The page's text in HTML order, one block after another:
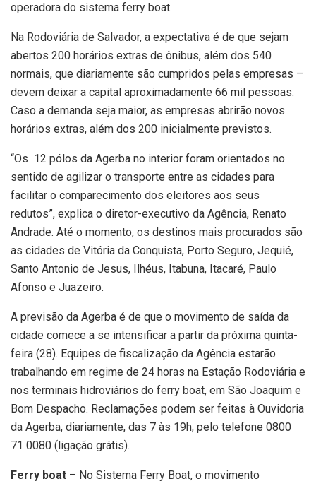
operadora do sistema ferry boat.
Na Rodoviária de Salvador, a expectativa é de que sejam
abertos 200 horários extras de ônibus, além dos 540
normais, que diariamente são cumpridos pelas empresas –
devem deixar a capital aproximadamente 66 mil pessoas.
Caso a demanda seja maior, as empresas abrirão novos
horários extras, além dos 200 inicialmente previstos.
“Os 12 pólos da Agerba no interior foram orientados no
sentido de agilizar o transporte entre as cidades para
facilitar o comparecimento dos eleitores aos seus
redutos”, explica o diretor-executivo da Agência, Renato
Andrade. Até o momento, os destinos mais procurados são
as cidades de Vitória da Conquista, Porto Seguro, Jequié,
Santo Antonio de Jesus, Ilhéus, Itabuna, Itacaré, Paulo
Afonso e Juazeiro.
A previsão da Agerba é de que o movimento de saída da
cidade comece a se intensificar a partir da próxima quinta-
feira (28). Equipes de fiscalização da Agência estarão
trabalhando em regime de 24 horas na Estação Rodoviária e
nos terminais hidroviários do ferry boat, em São Joaquim e
Bom Despacho. Reclamações podem ser feitas à Ouvidoria
da Agerba, diariamente, das 7 às 19h, pelo telefone 0800
71 0080 (ligação grátis).
Ferry boat – No Sistema Ferry Boat, o movimento